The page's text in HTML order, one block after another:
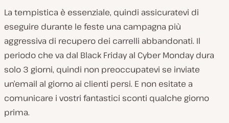
La tempistica è essenziale, quindi assicuratevi di
eseguire durante le feste una campagna più
aggressiva di recupero dei carrelli abbandonati. Il
periodo che va dal Black Friday al Cyber Monday dura
solo 3 giorni, quindi non preoccupatevi se inviate
un’email al giorno ai clienti persi. E non esitate a
comunicare i vostri fantastici sconti qualche giorno
prima.